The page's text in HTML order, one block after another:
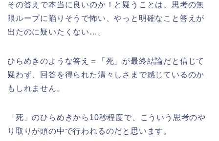
その答えで本当に良いのか！と疑うことは、思考の無
限ループに陥りそうで怖い、やっと明確なこと答えが
出たのに疑いたくない…。
ひらめきのような答え＝「死」が最終結論だと信じて
疑わず、回答を得られた清々しさまで感じているのか
もしれません。
「死」のひらめきから10秒程度で、こういう思考のや
り取りが頭の中で行われるのだと思います。